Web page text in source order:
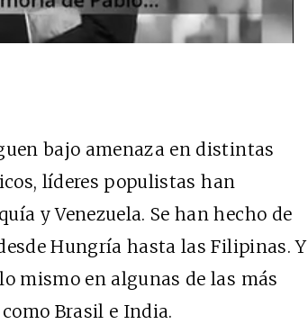
bajo amenaza en distintas
líderes populistas han
y Venezuela. Se han hecho de
Hungría hasta las Filipinas. Y
mismo en algunas de las más
Brasil e India.